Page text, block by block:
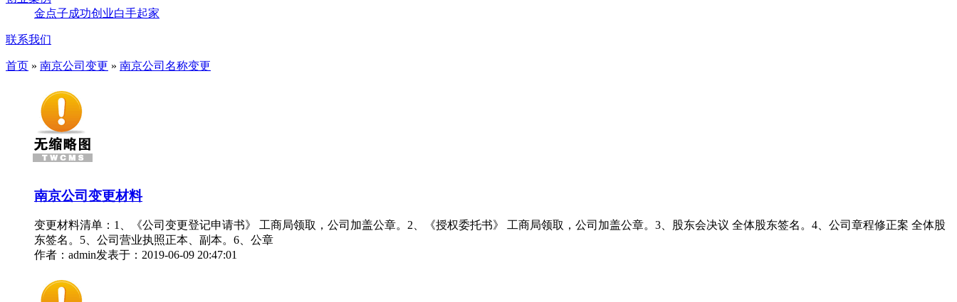
金点子成功创业白手起家
联系我们
首页 » 南京公司变更 » 南京公司名称变更
南京公司变更材料
变更材料清单：1、《公司变更登记申请书》 工商局领取，公司加盖公章。2、《授权委托书》 工商局领取，公司加盖公章。3、股东会决议 全体股东签名。4、公司章程修正案 全体股
东签名。5、公司营业执照正本、副本。6、公章
作者：admin发表于：2019-06-09 20:47:01